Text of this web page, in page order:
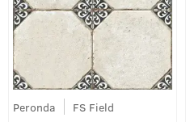
Peronda FS Field